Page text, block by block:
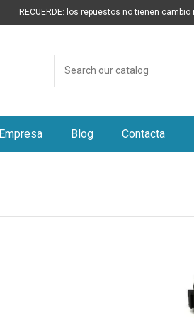
RECUERDE: los repuestos no tienen
Empresa Blog Contacta